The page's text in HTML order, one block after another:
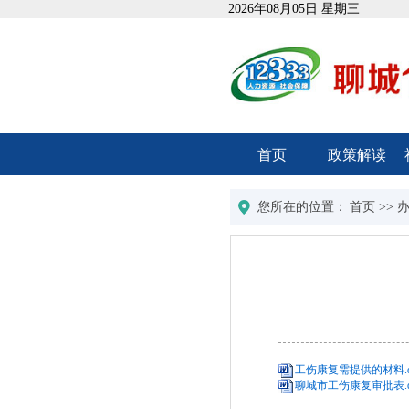
2026年08月05日 星期三
首页 政策解读
您所在的位置： 首页 >>
工伤康复需提供的材料
聊城市工伤康复审批表